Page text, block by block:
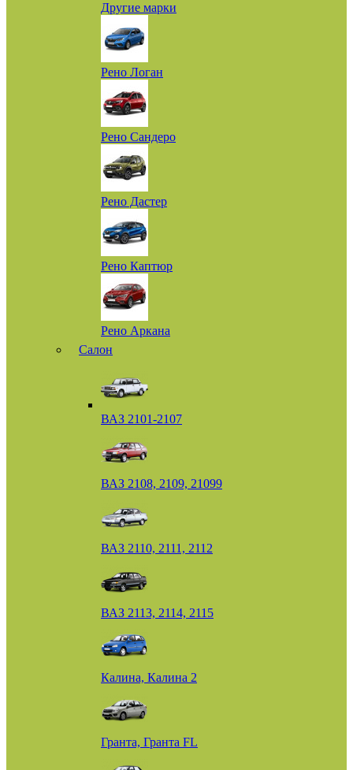
Другие марки
Рено Логан
Рено Сандеро
Рено Дастер
Рено Каптюр
Рено Аркана
Салон
ВАЗ 2101-2107
ВАЗ 2108, 2109, 21099
ВАЗ 2110, 2111, 2112
ВАЗ 2113, 2114, 2115
Калина, Калина 2
Гранта, Гранта FL